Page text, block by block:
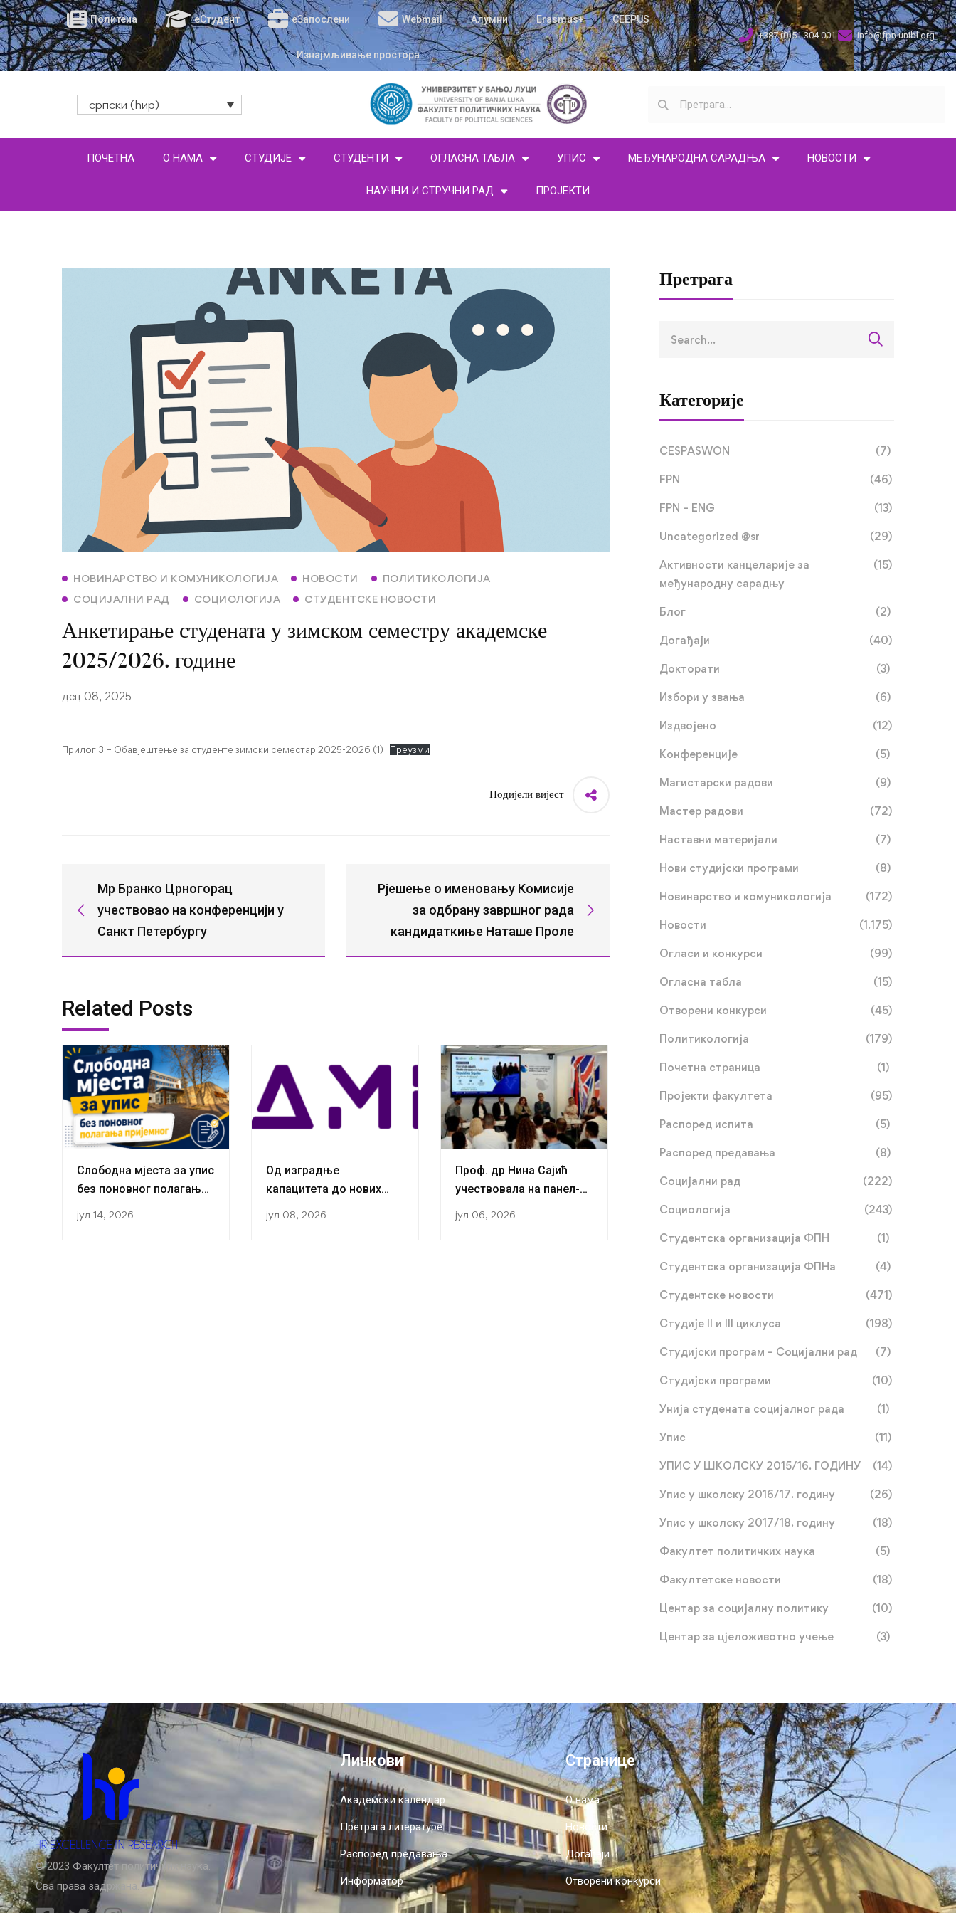
Политеиа еСтудент еЗапослени Webmail Алумни Erasmus+ CEEPUS
Изнајмљивање простора
+387 (0)51 304 001 info@fpn.unibl.org
српски (ћир)
ПОЧЕТНА О НАМА СТУДИЈЕ СТУДЕНТИ ОГЛАСНА ТАБЛА УПИС МЕЂУНАРОДНА САРАДЊА НОВОСТИ
НАУЧНИ И СТРУЧНИ РАД ПРОЈЕКТИ
НОВИНАРСТВО И КОМУНИКОЛОГИЈА НОВОСТИ
ПОЛИТИКОЛОГИЈА
СОЦИЈАЛНИ РАД
СОЦИОЛОГИЈА СТУДЕНТСКЕ НОВОСТИ
Анкетирање студената у зимском семестру академске
2025/2026. године
дец 08, 2025
Прилог 3 – Обавјештење за студенте зимски семестар 2025-2026 (1) Преузми
Подијели вијест
Мр Бранко Црногорац
учествовао на конференцији у
Санкт Петербургу
Рјешење о именовању Комисије
за одбрану завршног рада
кандидаткиње Наташе Проле
Related Posts
Слободна мјеста за упис
без поновног полагања
јул 14, 2026
Од изградње
капацитета до нових
јул 08, 2026
Проф. др Нина Сајић
учествовала на панел-
јул 06, 2026
полагања пријемног
јул 03, 2026 јул 02, 2026
Претрага
Категорије
CESPASWON (7)
FPN (46)
FPN – ENG (13)
Uncategorized @sr (29)
Активности канцеларије за
међународну сарадњу
(15)
Блог (2)
Догађаји (40)
Докторати (3)
Избори у звања (6)
Издвојено (12)
Конференције (5)
Магистарски радови (9)
Мастер радови (72)
Наставни материјали (7)
Нови студијски програми (8)
Новинарство и комуникологија (172)
Новости (1.175)
Огласи и конкурси (99)
Огласна табла (15)
Отворени конкурси (45)
Политикологија (179)
Почетна страница (1)
Пројекти факултета (95)
Распоред испита (5)
Распоред предавања (8)
Социјални рад (222)
Социологија (243)
Студентска организација ФПН (1)
Студентска организација ФПНа (4)
Студентске новости (471)
Студије II и III циклуса (198)
Студијски програм – Социјални рад (7)
Студијски програми (10)
Унија студената социјалног рада (1)
Упис (11)
УПИС У ШКОЛСКУ 2015/16. ГОДИНУ (14)
Упис у школску 2016/17. годину (26)
Упис у школску 2017/18. годину (18)
Факултет политичких наука (5)
Факултетске новости (18)
Центар за социјалну политику (10)
Центар за цјеложивотно учење (3)
© 2023 Факултет политичких наука.
Сва права задржана.
Линкови
Академски календар
Претрага литературе
Распоред предавања
Информатор
Странице
О нама
Новости
Догађаји
Отворени конкурси